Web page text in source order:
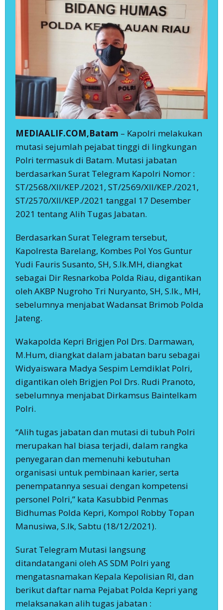
MEDIAALIF.COM,Batam – Kapolri melakukan
mutasi sejumlah pejabat tinggi di lingkungan
Polri termasuk di Batam. Mutasi jabatan
berdasarkan Surat Telegram Kapolri Nomor :
ST/2568/XII/KEP./2021, ST/2569/XII/KEP./2021,
ST/2570/XII/KEP./2021 tanggal 17 Desember
2021 tentang Alih Tugas Jabatan.
Berdasarkan Surat Telegram tersebut,
Kapolresta Barelang, Kombes Pol Yos Guntur
Yudi Fauris Susanto, SH, S.Ik.MH, diangkat
sebagai Dir Resnarkoba Polda Riau, digantikan
oleh AKBP Nugroho Tri Nuryanto, SH, S.Ik., MH,
sebelumnya menjabat Wadansat Brimob Polda
Jateng.
Wakapolda Kepri Brigjen Pol Drs. Darmawan,
M.Hum, diangkat dalam jabatan baru sebagai
Widyaiswara Madya Sespim Lemdiklat Polri,
digantikan oleh Brigjen Pol Drs. Rudi Pranoto,
sebelumnya menjabat Dirkamsus Baintelkam
Polri.
“Alih tugas jabatan dan mutasi di tubuh Polri
merupakan hal biasa terjadi, dalam rangka
penyegaran dan memenuhi kebutuhan
organisasi untuk pembinaan karier, serta
penempatannya sesuai dengan kompetensi
personel Polri,” kata Kasubbid Penmas
Bidhumas Polda Kepri, Kompol Robby Topan
Manusiwa, S.Ik, Sabtu (18/12/2021).
Surat Telegram Mutasi langsung
ditandatangani oleh AS SDM Polri yang
mengatasnamakan Kepala Kepolisian RI, dan
berikut daftar nama Pejabat Polda Kepri yang
melaksanakan alih tugas jabatan :